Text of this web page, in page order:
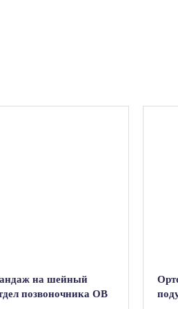
на шейный
позвоночника ОВ